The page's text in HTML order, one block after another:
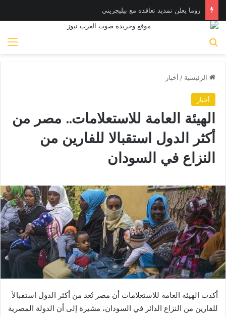
روما يعلن تمديد تعاقده مع بيليجريني
الرئيسية / أخبار
أخبار
الهيئة العامة للاستعلامات.. مصر من
أكثر الدول استقبالا للفارين من
النزاع في السودان
أكدت الهيئة العامة للاستعلامات أن مصر تُعد من أكثر الدول استقبالاً
للفارين من النزاع الدائر في السودان، مشيرة إلى أن الدولة المصرية